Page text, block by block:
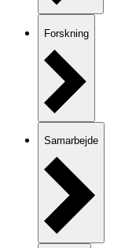
Forskning
Samarbejde